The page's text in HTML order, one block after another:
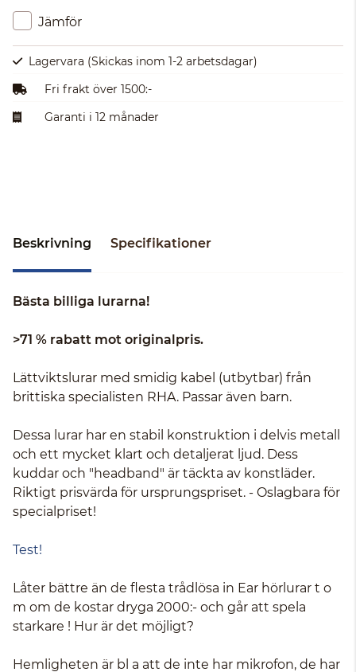
Jämför
Lagervara (Skickas inom 1-2 arbetsdagar)
Fri frakt över 1500:-
Garanti i 12 månader
Beskrivning Specifikationer
Bästa billiga lurarna!
>71 % rabatt mot originalpris.
Lättviktslurar med smidig kabel (utbytbar) från
brittiska specialisten RHA. Passar även barn.
Dessa lurar har en stabil konstruktion i delvis metall
och ett mycket klart och detaljerat ljud. Dess
kuddar och "headband" är täckta av konstläder.
Riktigt prisvärda för ursprungspriset. - Oslagbara för
specialpriset!
Test!
Låter bättre än de flesta trådlösa in Ear hörlurar t o
m om de kostar dryga 2000:- och går att spela
starkare ! Hur är det möjligt?
Hemligheten är bl a att de inte har mikrofon, de har